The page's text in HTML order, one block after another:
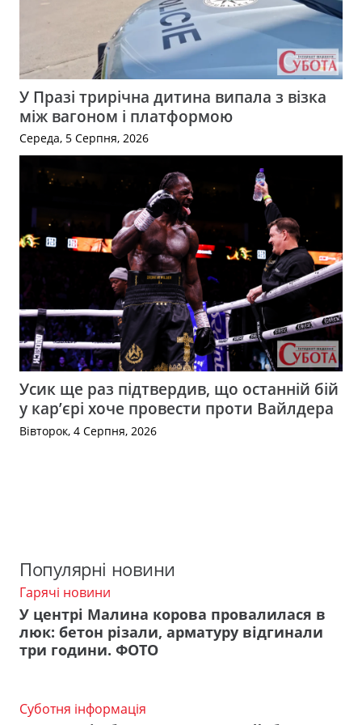
У Празі трирічна дитина випала з візка
між вагоном і платформою
Середа, 5 Серпня, 2026
Усик ще раз підтвердив, що останній бій
у кар’єрі хоче провести проти Вайлдера
Вівторок, 4 Серпня, 2026
Популярні новини
Гарячі новини
У центрі Малина корова провалилася в
люк: бетон різали, арматуру відгинали
три години. ФОТО
Суботня інформація